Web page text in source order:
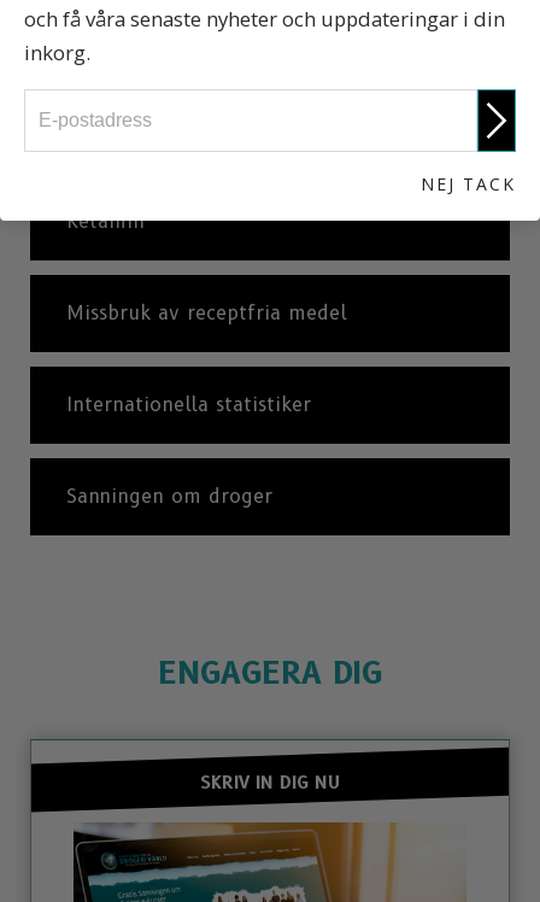
Centralstimulerande medel
Antidepressiva medel
Ketamin
Missbruk av receptfria medel
Internationella statistiker
Sanningen om droger
ENGAGERA DIG
SKRIV IN DIG NU
och få våra senaste nyheter och uppdateringar i din
inkorg.
NEJ TACK